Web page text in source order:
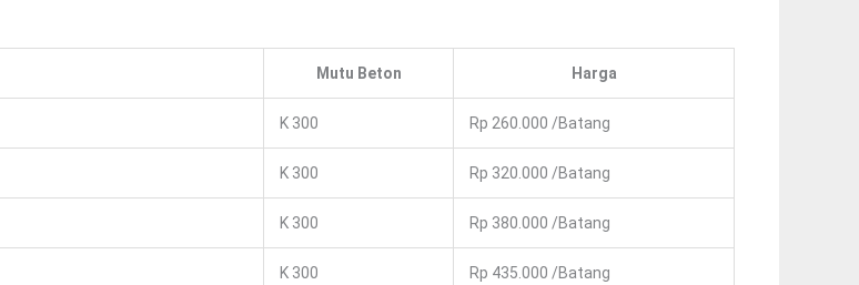
Mutu Beton Harga
K 300 Rp 260.000 /batang
K 300 Rp 320.000 /batang
K 300 Rp 380.000 /batang
K 300 Rp 435.000 /batang